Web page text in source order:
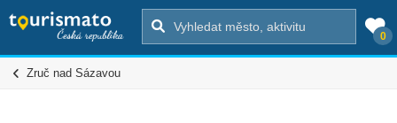
0
Zruč nad Sázavou